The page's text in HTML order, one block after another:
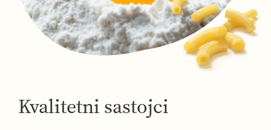
Kvalitetni sastojci